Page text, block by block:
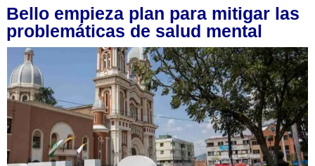
Bello empieza plan para mitigar las
problemáticas de salud mental